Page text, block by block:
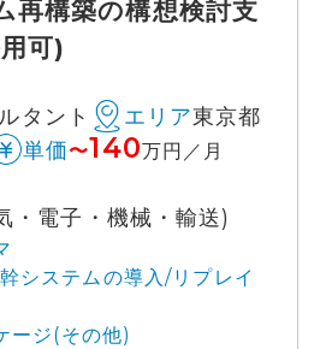
再構築の構想検討支
可)
タント エリア東京都
単価〜140万円／月
・電子・機械・輸送)
システムの導入/リプレイ
ージ(その他)